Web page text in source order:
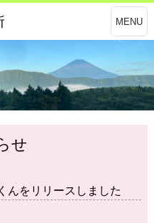
MENU
せ
んをリリースしました